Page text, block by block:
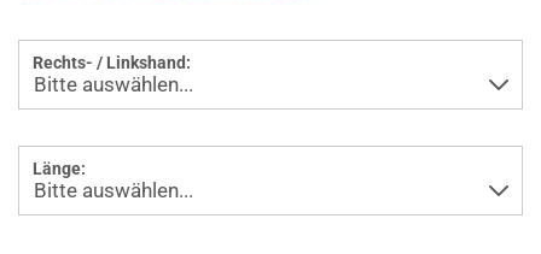
Rechts- / Linkshand:
Länge: